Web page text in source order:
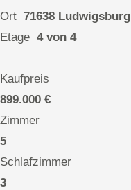
Ort 71638 Ludwigsburg
Etage 4 von 4
Kaufpreis
899.000 €
Zimmer
5
Schlafzimmer
3